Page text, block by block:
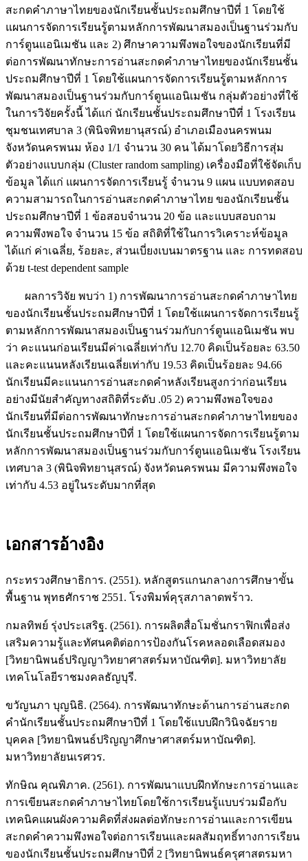
สะกดคำภาษาไทยของนักเรียนชั้นประถมศึกษาปีที่ 1 โดยใช้
แผนการจัดการเรียนรู้ตามหลักการพัฒนาสมองเป็นฐานร่วมกับ
การ์ตูนแอนิเมชัน และ 2) ศึกษาความพึงพอใจของนักเรียนที่มี
ต่อการพัฒนาทักษะการอ่านสะกดคำภาษาไทยของนักเรียนชั้น
ประถมศึกษาปีที่ 1 โดยใช้แผนการจัดการเรียนรู้ตามหลักการ
พัฒนาสมองเป็นฐานร่วมกับการ์ตูนแอนิเมชัน กลุ่มตัวอย่างที่ใช้
ในการวิจัยครั้งนี้ ได้แก่ นักเรียนชั้นประถมศึกษาปีที่ 1 โรงเรียน
ชุมชนเทศบาล 3 (พินิจพิทยานุสรณ์) อำเภอเมืองนครพนม
จังหวัดนครพนม ห้อง 1/1 จำนวน 30 คน ได้มาโดยวิธีการสุ่ม
ตัวอย่างแบบกลุ่ม (Cluster random sampling) เครื่องมือที่ใช้จัดเก็บ
ข้อมูล ได้แก่ แผนการจัดการเรียนรู้ จำนวน 9 แผน แบบทดสอบ
ความสามารถในการอ่านสะกดคำภาษาไทย ของนักเรียนชั้น
ประถมศึกษาปีที่ 1 ข้อสอบจำนวน 20 ข้อ และแบบสอบถาม
ความพึงพอใจ จำนวน 15 ข้อ สถิติที่ใช้ในการวิเคราะห์ข้อมูล
ได้แก่ ค่าเฉลี่ย, ร้อยละ, ส่วนเบี่ยงเบนมาตรฐาน และ การทดสอบ
ด้วย t-test dependent sample
ผลการวิจัย พบว่า 1) การพัฒนาการอ่านสะกดคำภาษาไทย
ของนักเรียนชั้นประถมศึกษาปีที่ 1 โดยใช้แผนการจัดการเรียนรู้
ตามหลักการพัฒนาสมองเป็นฐานร่วมกับการ์ตูนแอนิเมชัน พบ
ว่า คะแนนก่อนเรียนมีค่าเฉลี่ยเท่ากับ 12.70 คิดเป็นร้อยละ 63.50
และคะแนนหลังเรียนเฉลี่ยเท่ากับ 19.53 คิดเป็นร้อยละ 94.66
นักเรียนมีคะแนนการอ่านสะกดคำหลังเรียนสูงกว่าก่อนเรียน
อย่างมีนัยสำคัญทางสถิติที่ระดับ .05 2) ความพึงพอใจของ
นักเรียนที่มีต่อการพัฒนาทักษะการอ่านสะกดคำภาษาไทยของ
นักเรียนชั้นประถมศึกษาปีที่ 1 โดยใช้แผนการจัดการเรียนรู้ตาม
หลักการพัฒนาสมองเป็นฐานร่วมกับการ์ตูนแอนิเมชัน โรงเรียน
เทศบาล 3 (พินิจพิทยานุสรณ์) จังหวัดนครพนม มีความพึงพอใจ
เท่ากับ 4.53 อยู่ในระดับมากที่สุด
เอกสารอ้างอิง
กระทรวงศึกษาธิการ. (2551). หลักสูตรแกนกลางการศึกษาขั้น
พื้นฐาน พุทธศักราช 2551. โรงพิมพ์คุรุสภาลาดพร้าว.
กมลทิพย์ รุ่งประเสริฐ. (2561). การผลิตสื่อโมชั่นกราฟิกเพื่อส่ง
เสริมความรู้และทัศนคติต่อการป้องกันโรคหลอดเลือดสมอง
[วิทยานิพนธ์ปริญญาวิทยาศาสตร์มหาบัณฑิต]. มหาวิทยาลัย
เทคโนโลยีราชมงคลธัญบุรี.
ขวัญนภา บุญนิธิ. (2564). การพัฒนาทักษะด้านการอ่านสะกด
คำนักเรียนชั้นประถมศึกษาปีที่ 1 โดยใช้แบบฝึกวินิจฉัยราย
บุคคล [วิทยานิพนธ์ปริญญาศึกษาศาสตร์มหาบัณฑิต].
มหาวิทยาลัยนเรศวร.
ทักษิณ คุณพิภาค. (2561). การพัฒนาแบบฝึกทักษะการอ่านและ
การเขียนสะกดคำภาษาไทยโดยใช้การเรียนรู้แบบร่วมมือกับ
เทคนิคแผนผังความคิดที่ส่งผลต่อทักษะการอ่านและการเขียน
สะกดคำความพึงพอใจต่อการเรียนและผลสัมฤทธิ์ทางการเรียน
ของนักเรียนชั้นประถมศึกษาปีที่ 2 [วิทยานิพนธ์ครุศาสตรมหา